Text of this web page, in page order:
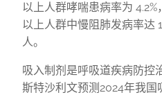
以上人群哮喘患病率为
以上人群中慢阻肺发病率达
人。
吸入制剂是呼吸道疾病防控
斯特沙利文预测2024年我